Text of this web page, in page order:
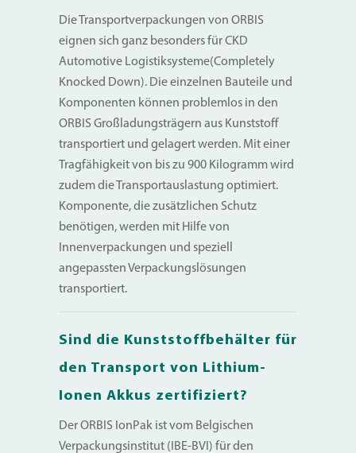
Die Transportverpackungen von ORBIS
eignen sich ganz besonders für CKD
Automotive Logistiksysteme(Completely
Knocked Down). Die einzelnen Bauteile und
Komponenten können problemlos in den
ORBIS Großladungsträgern aus Kunststoff
transportiert und gelagert werden. Mit einer
Tragfähigkeit von bis zu 900 Kilogramm wird
zudem die Transportauslastung optimiert.
Komponente, die zusätzlichen Schutz
benötigen, werden mit Hilfe von
Innenverpackungen und speziell
angepassten Verpackungslösungen
transportiert.
Sind die Kunststoffbehälter für
den Transport von Lithium-
Ionen Akkus zertifiziert?
Der ORBIS IonPak ist vom Belgischen
Verpackungsinstitut (IBE-BVI) für den